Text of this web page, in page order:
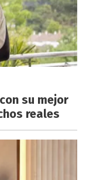
su mejor
reales